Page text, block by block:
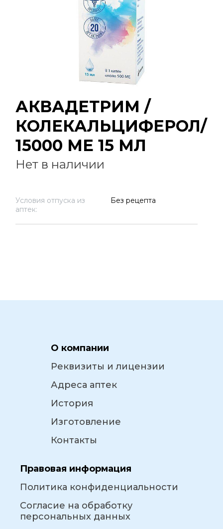
АКВАДЕТРИМ /
КОЛЕКАЛЬЦИФЕРОЛ/
15000 МЕ 15 МЛ
Нет в наличии
Условия отпуска из
аптек:
Без рецепта
О компании
Реквизиты и лицензии
Адреса аптек
История
Изготовление
Контакты
Правовая информация
Политика конфиденциальности
Согласие на обработку
персональных данных